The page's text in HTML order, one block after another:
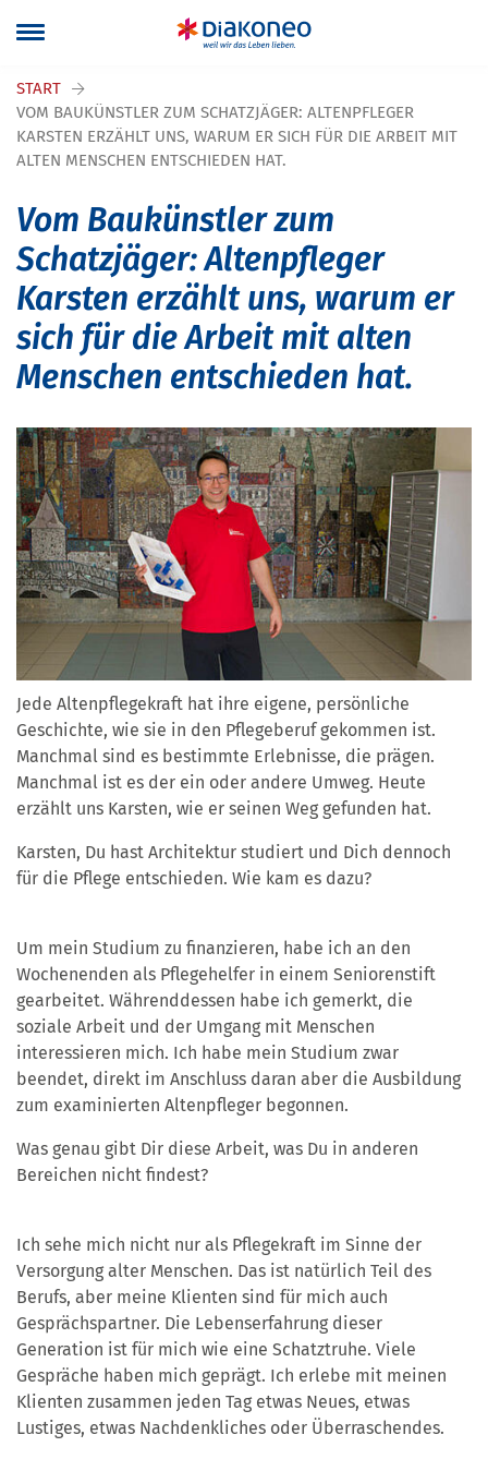
START
VOM BAUKÜNSTLER ZUM SCHATZJÄGER: ALTENPFLEGER
KARSTEN ERZÄHLT UNS, WARUM ER SICH FÜR DIE ARBEIT MIT
ALTEN MENSCHEN ENTSCHIEDEN HAT.
Vom Baukünstler zum
Schatzjäger: Altenpfleger
Karsten erzählt uns, warum er
sich für die Arbeit mit alten
Menschen entschieden hat.
Jede Altenpflegekraft hat ihre eigene, persönliche
Geschichte, wie sie in den Pflegeberuf gekommen ist.
Manchmal sind es bestimmte Erlebnisse, die prägen.
Manchmal ist es der ein oder andere Umweg. Heute
erzählt uns Karsten, wie er seinen Weg gefunden hat.
Karsten, Du hast Architektur studiert und Dich dennoch
für die Pflege entschieden. Wie kam es dazu?
Um mein Studium zu finanzieren, habe ich an den
Wochenenden als Pflegehelfer in einem Seniorenstift
gearbeitet. Währenddessen habe ich gemerkt, die
soziale Arbeit und der Umgang mit Menschen
interessieren mich. Ich habe mein Studium zwar
beendet, direkt im Anschluss daran aber die Ausbildung
zum examinierten Altenpfleger begonnen.
Was genau gibt Dir diese Arbeit, was Du in anderen
Bereichen nicht findest?
Ich sehe mich nicht nur als Pflegekraft im Sinne der
Versorgung alter Menschen. Das ist natürlich Teil des
Berufs, aber meine Klienten sind für mich auch
Gesprächspartner. Die Lebenserfahrung dieser
Generation ist für mich wie eine Schatztruhe. Viele
Gespräche haben mich geprägt. Ich erlebe mit meinen
Klienten zusammen jeden Tag etwas Neues, etwas
Lustiges, etwas Nachdenkliches oder Überraschendes.